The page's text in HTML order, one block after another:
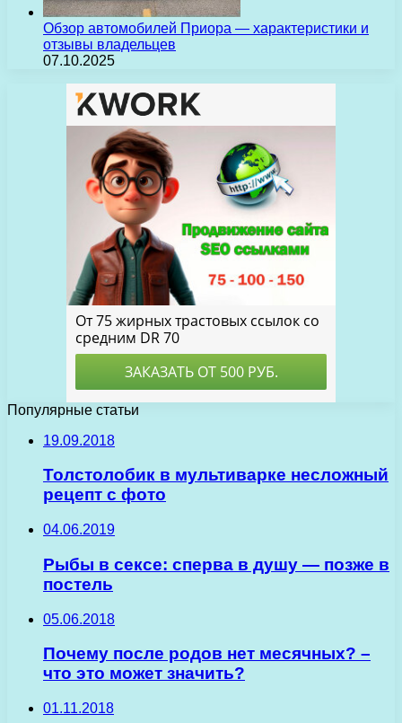
Обзор автомобилей Приора — характеристики и
отзывы владельцев
07.10.2025
Популярные статьи
19.09.2018
Толстолобик в мультиварке несложный
рецепт с фото
04.06.2019
Рыбы в сексе: сперва в душу — позже в
постель
05.06.2018
Почему после родов нет месячных? –
что это может значить?
01.11.2018